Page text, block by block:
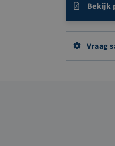
Bekijk
Vraag